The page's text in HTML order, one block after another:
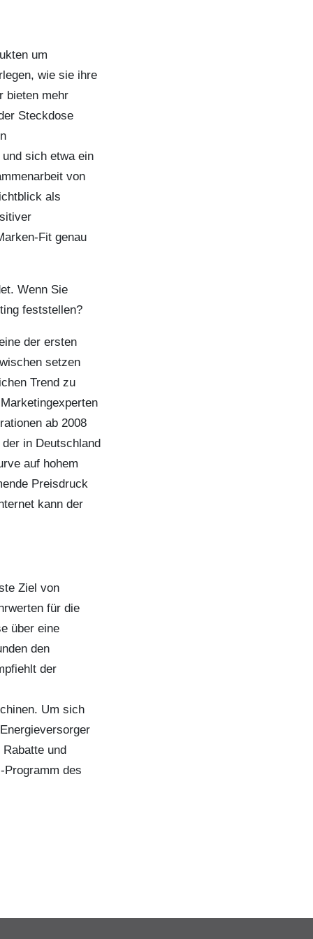
um
wie sie ihre
bieten mehr
Steckdose
sich etwa ein
von
als
Fit genau
Wenn Sie
feststellen?
der ersten
setzen
Trend zu
ab 2008
in Deutschland
auf hohem
Preisdruck
kann der
Ziel von
für die
über eine
den
der
Um sich
und
Programm des